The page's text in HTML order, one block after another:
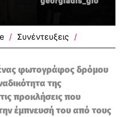
/ Συνέντευξεις /
φωτογράφος δρόμου
της
προκλήσεις που
έμπνευσή του από τους